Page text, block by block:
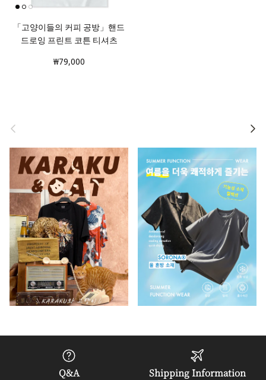
「고양이들의 커피 공방」핸드
드로잉 프린트 코튼 티셔츠
₩79,000
Previous Next
Q&A Shipping Information